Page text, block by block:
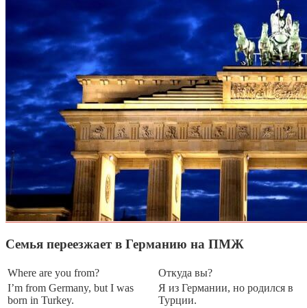
Семья переезжает в Германию на ПМЖ
Where are you from?
Откуда вы?
I’m from Germany, but I was
born in Turkey.
Я из Германии, но родился в
Турции.